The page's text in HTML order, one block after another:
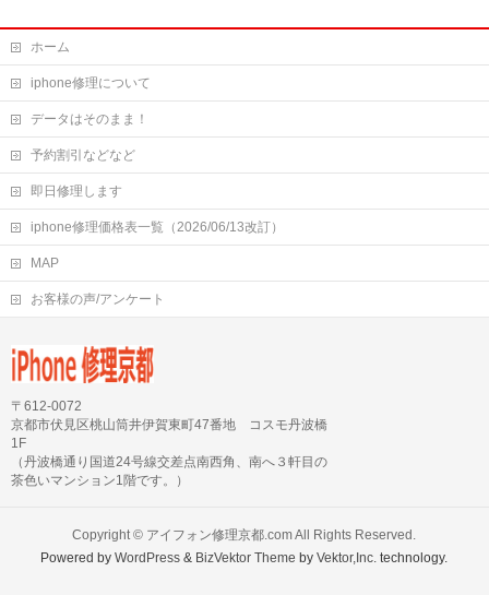
ホーム
iphone修理について
データはそのまま！
予約割引などなど
即日修理します
iphone修理価格表一覧（2026/06/13改訂）
MAP
お客様の声/アンケート
〒612-0072
京都市伏見区桃山筒井伊賀東町47番地 コスモ丹波橋
1F
（丹波橋通り国道24号線交差点南西角、南へ３軒目の
茶色いマンション1階です。）
Copyright © アイフォン修理京都.comAll Rights Reserved.
Powered byWordPress & BizVektor Theme byVektor,Inc. technology.